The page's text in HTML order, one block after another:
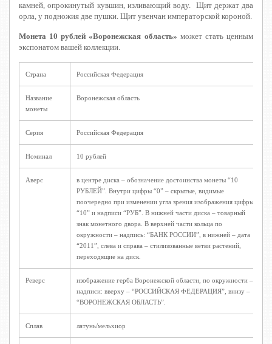
камней, опрокинутый кувшин, изливающий воду. Щит держат два
орла, у подножия две пушки. Щит увенчан императорской короной.
Монета 10 рублей «Воронежская область» может стать ценным
экспонатом вашей коллекции.
Страна Российская Федерация
Название
монеты
Воронежская область
Серия Российская Федерация
Номинал 10 рублей
Аверс
в центре диска – обозначение достоинства монеты “10
РУБЛЕЙ”. Внутри цифры “0” – скрытые, видимые
поочередно при изменении угла зрения изображения цифры
“10” и надписи “РУБ”. В нижней части диска – товарный
знак монетного двора. В верхней части кольца по
окружности – надпись: “БАНК РОССИИ”, в нижней – дата
“2011”, слева и справа – стилизованные ветви растений,
переходящие на диск.
Реверс
изображение герба Воронежской области, по окружности –
надписи: вверху – “РОССИЙСКАЯ ФЕДЕРАЦИЯ”, внизу –
“ВОРОНЕЖСКАЯ ОБЛАСТЬ”.
Сплав латунь/мельхиор